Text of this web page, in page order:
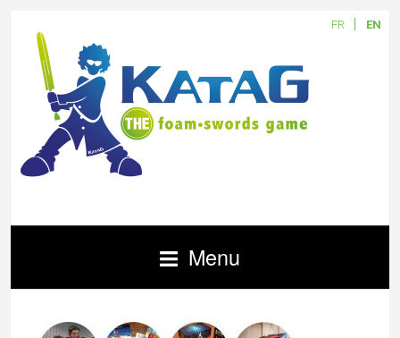
FR EN
Menu